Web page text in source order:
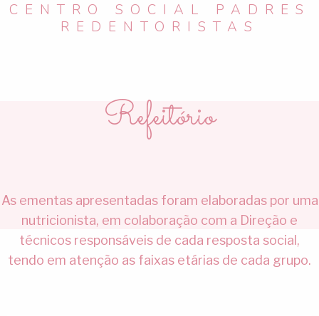
CENTRO SOCIAL PADRES
REDENTORISTAS
Refeitório
As ementas apresentadas foram elaboradas por uma
nutricionista, em colaboração com a Direção e
técnicos responsáveis de cada resposta social,
tendo em atenção as faixas etárias de cada grupo.